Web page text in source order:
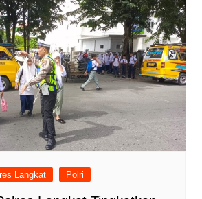
Langkat Polri